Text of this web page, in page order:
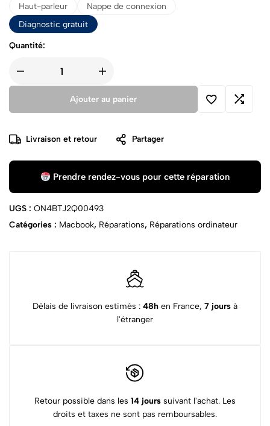
Haut-parleur
Nappe de connexion
Diagnostic gratuit
Quantité:
Ajouter au panier
Livraison et retour Partager
Prendre rendez-vous pour cette réparation
UGS : ON4BTJ2Q00493
Catégories : Macbook, Réparations, Réparations ordinateur
Délais de livraison estimés : 48h en France, 7 jours à
l'étranger
Retour possible dans les 14 jours suivant l'achat. Les
droits et taxes ne sont pas remboursables.